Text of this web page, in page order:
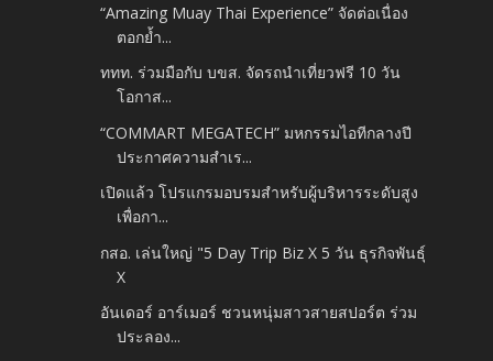
“Amazing Muay Thai Experience” จัดต่อเนื่อง
ตอกย้ำ...
ททท. ร่วมมือกับ บขส. จัดรถนำเที่ยวฟรี 10 วัน
โอกาส...
“COMMART MEGATECH” มหกรรมไอทีกลางปี
ประกาศความสำเร...
เปิดแล้ว โปรแกรมอบรมสำหรับผู้บริหารระดับสูง
เพื่อกา...
กสอ. เล่นใหญ่ "5 Day Trip Biz X 5 วัน ธุรกิจพันธุ์
X
อันเดอร์ อาร์เมอร์ ชวนหนุ่มสาวสายสปอร์ต ร่วม
ประลอง...